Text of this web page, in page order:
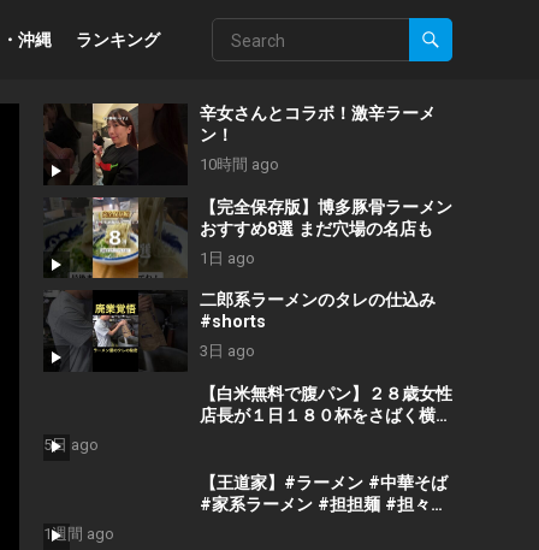
沖縄 ランキング
辛女さんとコラボ！激辛ラーメ
ン！
10時間 ago
【完全保存版】博多豚骨ラーメン
おすすめ8選 まだ穴場の名店も
1日 ago
二郎系ラーメンのタレの仕込み
#shorts
3日 ago
【白米無料で腹パン】２８歳女性
店長が１日１８０杯をさばく横浜
5日 ago
【王道家】#ラーメン #中華そば
#家系ラーメン #担担麺 #担々麺
1週間 ago